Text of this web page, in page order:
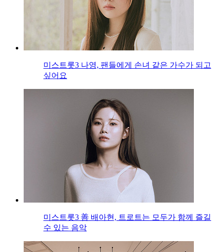
미스트롯3 나영, 팬들에게 손녀 같은 가수가 되고
싶어요
미스트롯3 善 배아현, 트로트는 모두가 함께 즐길
수 있는 음악